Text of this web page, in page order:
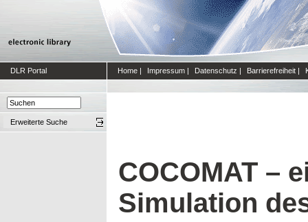
DLR Portal Home | Impressum | Datenschutz | Barrierefreiheit |
Erweiterte Suche
COCOMAT –
Simulation